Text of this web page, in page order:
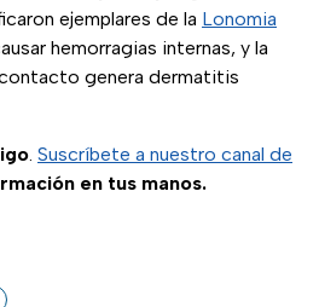
ejemplares de la Lonomia
hemorragias internas, y la
genera dermatitis
. Suscríbete a nuestro canal de
en tus manos.